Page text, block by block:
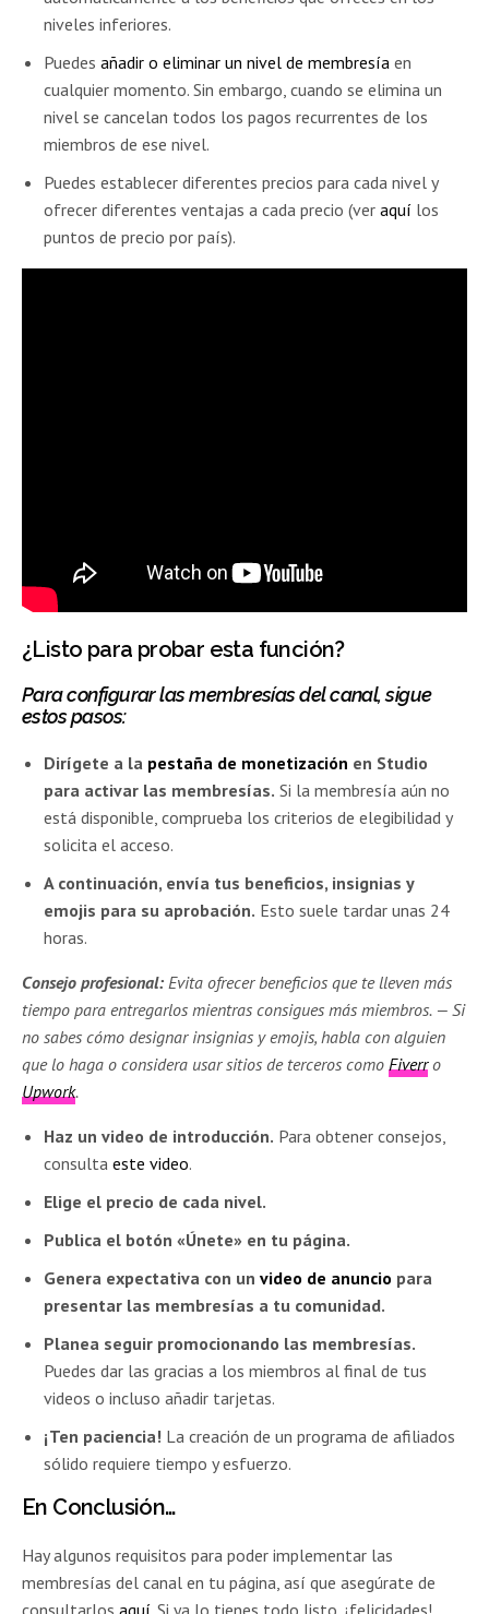
niveles inferiores.
Puedes añadir o eliminar un nivel de membresía en
cualquier momento. Sin embargo, cuando se elimina un
nivel se cancelan todos los pagos recurrentes de los
miembros de ese nivel.
Puedes establecer diferentes precios para cada nivel y
ofrecer diferentes ventajas a cada precio (ver aquí los
puntos de precio por país).
¿Listo para probar esta función?
Para configurar las membresías del canal, sigue
estos pasos:
Dirígete a la pestaña de monetización en Studio
para activar las membresías. Si la membresía aún no
está disponible, comprueba los criterios de elegibilidad y
solicita el acceso.
A continuación, envía tus beneficios, insignias y
emojis para su aprobación. Esto suele tardar unas 24
horas.
Consejo profesional: Evita ofrecer beneficios que te lleven más
tiempo para entregarlos mientras consigues más miembros. — Si
no sabes cómo designar insignias y emojis, habla con alguien
que lo haga o considera usar sitios de terceros comoFiverro
Upwork.
Haz un video de introducción. Para obtener consejos,
consulta este video.
Elige el precio de cada nivel.
Publica el botón «Únete» en tu página.
Genera expectativa con un video de anuncio para
presentar las membresías a tu comunidad.
Planea seguir promocionando las membresías.
Puedes dar las gracias a los miembros al final de tus
videos o incluso añadir tarjetas.
¡Ten paciencia! La creación de un programa de afiliados
sólido requiere tiempo y esfuerzo.
En Conclusión…
Hay algunos requisitos para poder implementar las
membresías del canal en tu página, así que asegúrate de